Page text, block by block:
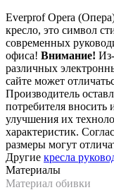
Everprof Opera
кресло, это символ
современных
офиса! Внимание!
различных
сайте может
Производитель
потребителя
улучшения их
характеристик.
размеры могут
Другие кресла
Материалы
Материал обивки